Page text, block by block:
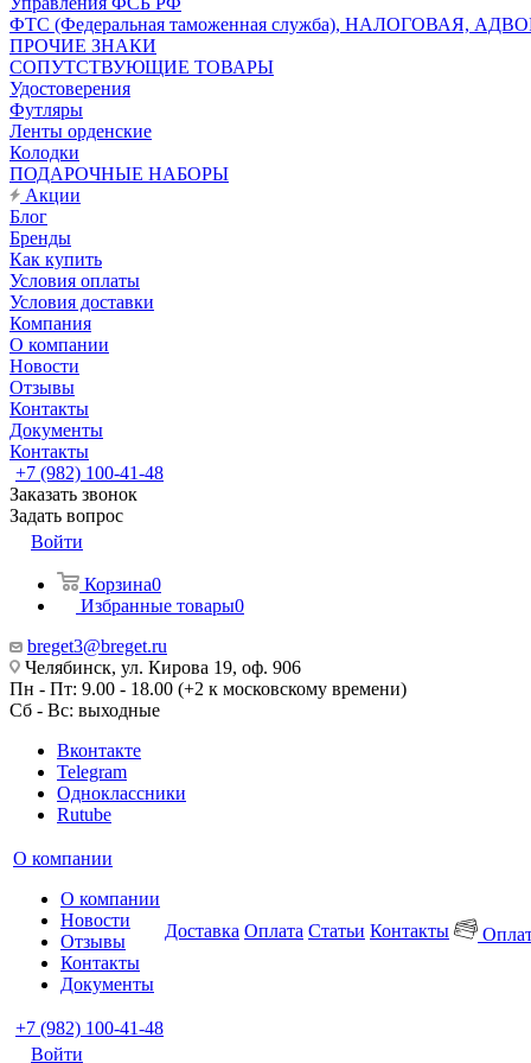
ФТС (Федеральная таможенная служба), НАЛОГОВАЯ,
ПРОЧИЕ ЗНАКИ
СОПУТСТВУЮЩИЕ ТОВАРЫ
Удостоверения
Футляры
Ленты орденские
Колодки
ПОДАРОЧНЫЕ НАБОРЫ
Акции
Блог
Бренды
Как купить
Условия оплаты
Условия доставки
Компания
О компании
Новости
Отзывы
Контакты
Документы
Контакты
+7 (982) 100-41-48
Заказать звонок
Задать вопрос
Войти
Корзина0
Избранные товары0
breget3@breget.ru
Челябинск, ул. Кирова 19, оф. 906
Пн - Пт: 9.00 - 18.00 (+2 к московскому времени)
Сб - Вс: выходные
Вконтакте
Telegram
Одноклассники
Rutube
О компании
О компании
Новости
Отзывы
Контакты
Документы
Доставка Оплата Статьи Контакты
+7 (982) 100-41-48
Войти